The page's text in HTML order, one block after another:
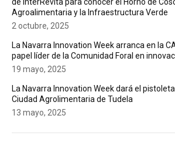
Agroalimentaria y la Infraestructura Verde
2 octubre, 2025
La Navarra Innovation Week arranca en la
papel líder de la Comunidad Foral en
19 mayo, 2025
La Navarra Innovation Week dará el
Ciudad Agrolimentaria de Tudela
13 mayo, 2025